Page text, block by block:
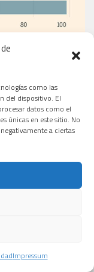
como las
del dispositivo. El
datos como el
únicas en este sitio. No
a ciertas
Impressum